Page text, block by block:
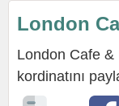
London
London Cafe &
kordinatını